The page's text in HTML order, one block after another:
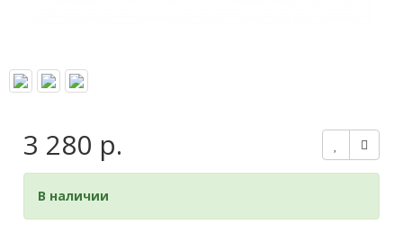
3 280 р.
В наличии